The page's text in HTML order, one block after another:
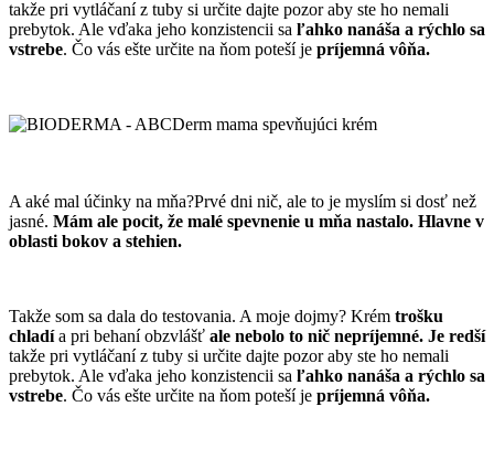
takže pri vytláčaní z tuby si určite dajte pozor aby ste ho nemali
prebytok. Ale vďaka jeho konzistencii sa ľahko nanáša a rýchlo sa
vstrebe. Čo vás ešte určite na ňom poteší je príjemná vôňa.
A aké mal účinky na mňa?Prvé dni nič, ale to je myslím si dosť než
jasné. Mám ale pocit, že malé spevnenie u mňa nastalo. Hlavne v
oblasti bokov a stehien.
Takže som sa dala do testovania. A moje dojmy? Krém trošku
chladía pri behaní obzvlášť ale nebolo to nič nepríjemné. Je redší
takže pri vytláčaní z tuby si určite dajte pozor aby ste ho nemali
prebytok. Ale vďaka jeho konzistencii sa ľahko nanáša a rýchlo sa
vstrebe. Čo vás ešte určite na ňom poteší je príjemná vôňa.